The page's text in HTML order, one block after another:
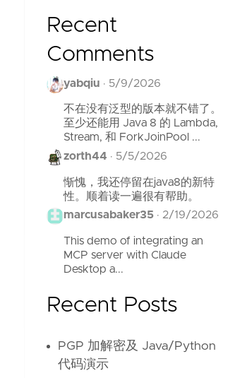
Recent
Comments
yabqiu · 5/9/2026
不在没有泛型的版本就不错了。
至少还能用 Java 8 的 Lambda,
Stream, 和 ForkJoinPool ...
zorth44 · 5/5/2026
惭愧，我还停留在java8的新特
性。顺着读一遍很有帮助。
marcusabaker35 · 2/19/2026
This demo of integrating an
MCP server with Claude
Desktop a...
Recent Posts
PGP 加解密及 Java/Python
代码演示